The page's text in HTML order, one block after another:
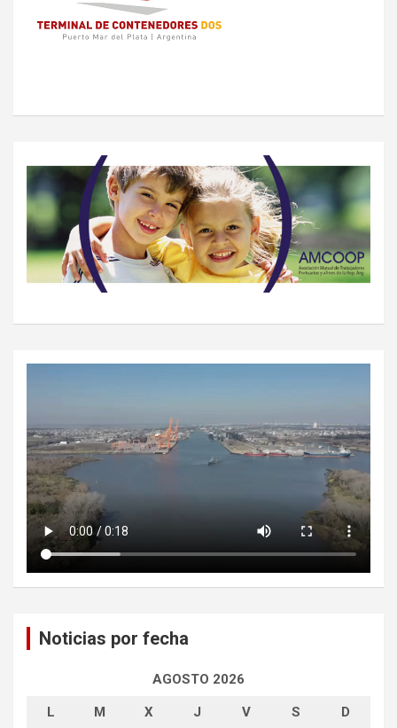
Noticias por fecha
AGOSTO 2026
L M X J V S D